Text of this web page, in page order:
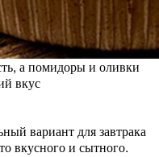
а помидоры и оливки
вкус
вариант для завтрака
вкусного и сытного.